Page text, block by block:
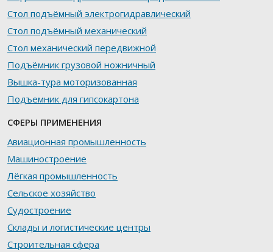
Стол подъёмный электрогидравлический
Стол подъёмный механический
Стол механический передвижной
Подъёмник грузовой ножничный
Вышка-тура моторизованная
Подъемник для гипсокартона
СФЕРЫ ПРИМЕНЕНИЯ
Авиационная промышленность
Машиностроение
Лёгкая промышленность
Сельское хозяйство
Судостроение
Склады и логистические центры
Строительная сфера